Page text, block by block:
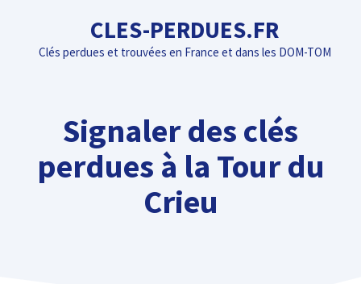
contenu
CLES-PERDUES.FR
Clés perdues et trouvées en France et dans les DOM-TOM
Signaler des clés
perdues à la Tour du
Crieu